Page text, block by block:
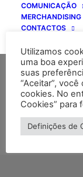
COMUNICAÇÃO
MERCHANDISING
CONTACTOS
Utilizamos
uma boa
suas
“Aceitar”,
cookies. No
Cookies” para
Definições de